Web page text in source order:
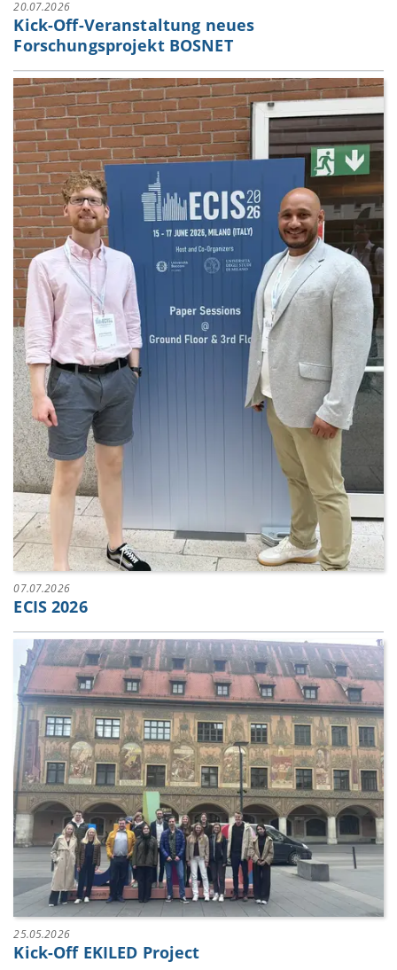
20.07.2026
Kick-Off-Veranstaltung neues
Forschungsprojekt BOSNET
07.07.2026
ECIS 2026
25.05.2026
Kick-Off EKILED Project